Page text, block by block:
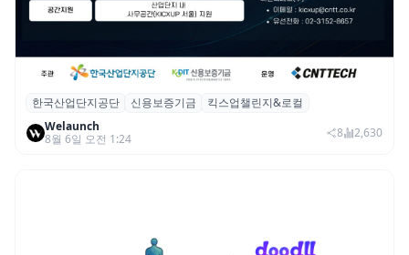
산단공·신보, 2026 ‘킥스업 챌린지&로컬’ 참
여 스타트업 모집
한국산업단지공단 신용보증기금
킥스업챌린지&로컬
Welaunch
8월 6일 오전 1:24
8 2,630